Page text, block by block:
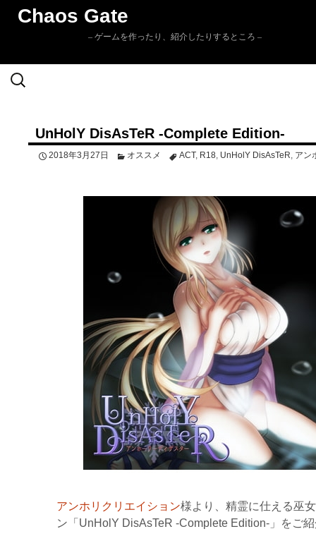
Chaos Gate
– ゲームを作ったり、紹介したりするところ –
Skip to
content
索:
UnHolY DisAsTeR -Complete Edition-
2018年3月27日 オススメ ACT, R18, UnHolY DisAsTeR, アン
アンホリクリエイション様より、精霊に仕える巫
ン「UnHolY DisAsTeR -Complete Edition-」をご